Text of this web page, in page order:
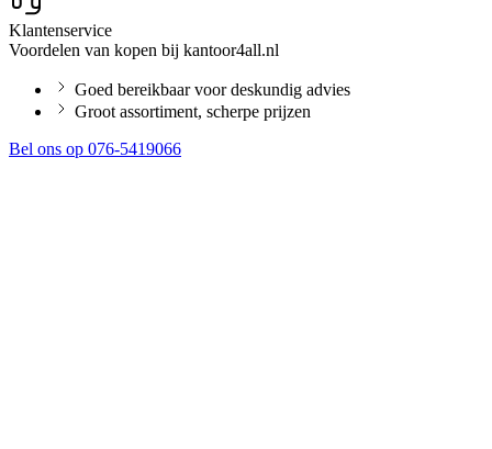
Klantenservice
Voordelen van kopen bij kantoor4all.nl
Goed bereikbaar voor deskundig advies
Groot assortiment, scherpe prijzen
Bel ons op 076-5419066